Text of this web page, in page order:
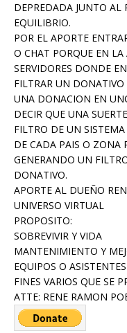
DEPREDADA JUNTO AL
EQUILIBRIO.
POR EL APORTE
O CHAT PORQUE EN LA
SERVIDORES DONDE
FILTRAR UN
UNA DONACION EN
DECIR QUE UNA
FILTRO DE UN
DE CADA PAIS O ZONA
GENERANDO UN
DONATIVO.
APORTE AL DUEÑO
UNIVERSO VIRTUAL
PROPOSITO:
SOBREVIVIR Y VIDA
MANTENIMIENTO Y
EQUIPOS O
FINES VARIOS QUE SE
ATTE: RENE RAMON